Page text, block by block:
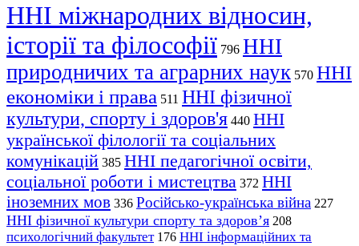
ННІ міжнародних відносин,
історії та філософії 796 ННІ
природничих та аграрних наук 570 ННІ
економіки і права 511 ННІ фізичної
культури, спорту і здоров'я 440 ННІ
української філології та соціальних
комунікацій 385 ННІ педагогічної освіти,
соціальної роботи і мистецтва 372 ННІ
іноземних мов 336 Російсько-українська війна 227
ННІ фізичної культури спорту та здоров’я 208
психологічний факультет 176 ННІ інформаційних та